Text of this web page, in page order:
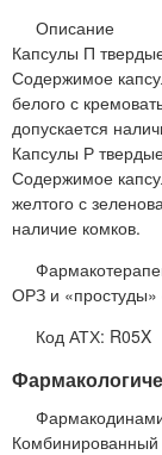
Описание
Капсулы П
Содержимое
белого с
допускается
Капсулы Р
Содержимое
желтого с
наличие комков.
ОРЗ и «простуды»
Код АТХ: R05X
Комбинированный